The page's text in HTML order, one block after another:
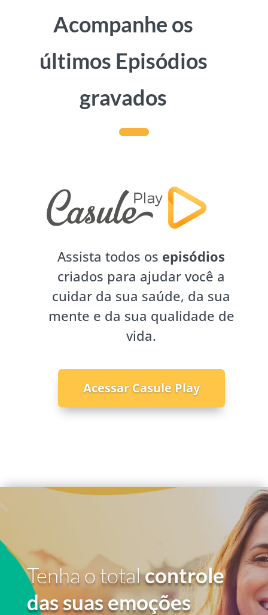
Acompanhe os
últimos Episódios
gravados
Assista todos os episódios
criados para ajudar você a
cuidar da sua saúde, da sua
mente e da sua qualidade de
vida.
Acessar Casule Play
Tenha o totalcontrole
das suas emoções